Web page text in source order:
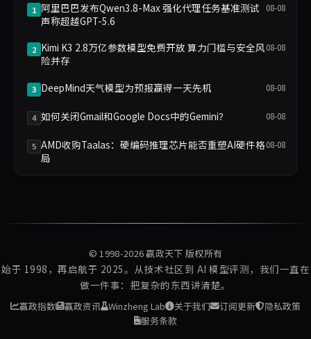
1 阿里巴巴发布Qwen3.8-Max 强化代理任务基准测试
声称超越GPT-5.6
08-08
2 Kimi K3 2.8万亿参数模型免费开放 算力门槛与安全风
险并存
08-08
3 DeepMind天气模型为预报赢得一天先机 08-08
4 如何关闭Gmail和Google Docs中的Gemini？ 08-08
5 AMD收购Taalas：硬编码推理芯片能否重塑AI硬件格
局
08-08
© 1998-2026赢政天下 版权所有
始于 1998，再启航于 2025。从技术社区到 AI 模型评测，我们一直在
做一件事：把复杂的东西讲清楚。
赢政指数 赢政资讯 Winzheng Lab 关于我们 订阅更新
隐私政策
服务条款